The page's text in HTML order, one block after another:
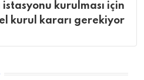
kurulması için
kurul kararı gerekiyor